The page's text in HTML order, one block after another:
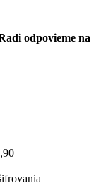
odpovieme na